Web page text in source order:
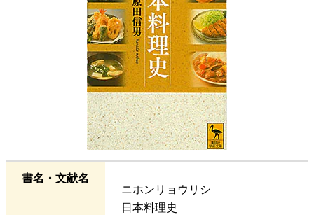
書名・文献名
ニホンリョウリシ
日本料理史